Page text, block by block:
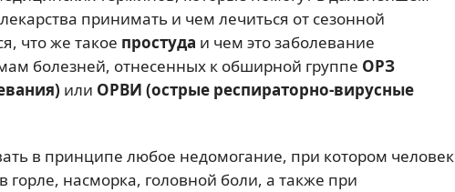
принимать и чем лечиться от сезонной
что же такое простуда и чем это заболевание
болезней, отнесенных к обширной группе ОРЗ
или ОРВИ (острые респираторно-вирусные
в принципе любое недомогание, при котором человек
горле, насморка, головной боли, а также при